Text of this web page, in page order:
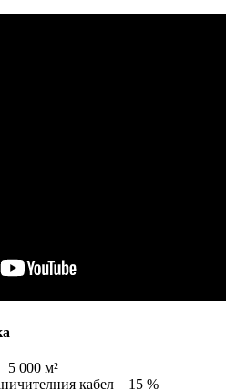
000 м²
кабел 15 %